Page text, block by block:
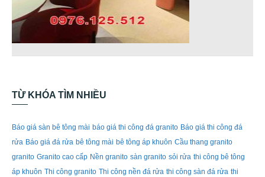
TỪ KHÓA TÌM NHIỀU
Báo giá sàn bê tông mài báo giá thi công đá granito Báo giá thi công đá
rửa Báo giá đá rửa bê tông mài bê tông áp khuôn Cầu thang granito
granito Granito cao cấp Nền granito sàn granito sỏi rửa thi công bê tông
áp khuôn Thi công granito Thi công nền đá rửa thi công sàn đá rửa thi